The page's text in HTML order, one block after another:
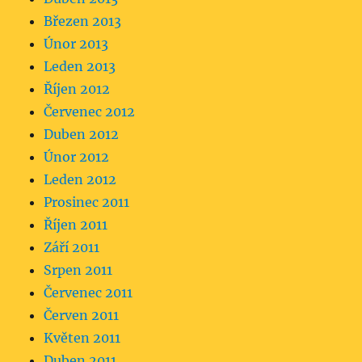
Březen 2013
Únor 2013
Leden 2013
Říjen 2012
Červenec 2012
Duben 2012
Únor 2012
Leden 2012
Prosinec 2011
Říjen 2011
Září 2011
Srpen 2011
Červenec 2011
Červen 2011
Květen 2011